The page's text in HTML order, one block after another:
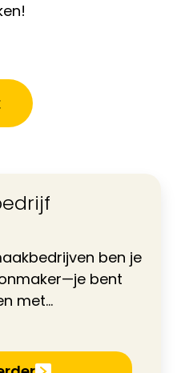
ben je
bent
met...